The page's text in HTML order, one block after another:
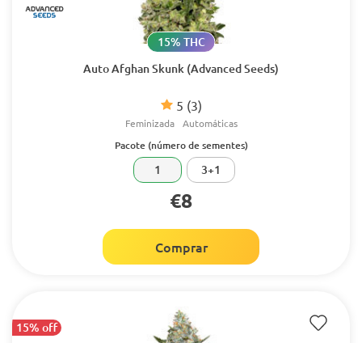
Auto Afghan Skunk (Advanced Seeds)
5 (3)
15% THC
Feminizada Automáticas
Pacote (número de sementes)
1 3+1
€8
Comprar
15% off